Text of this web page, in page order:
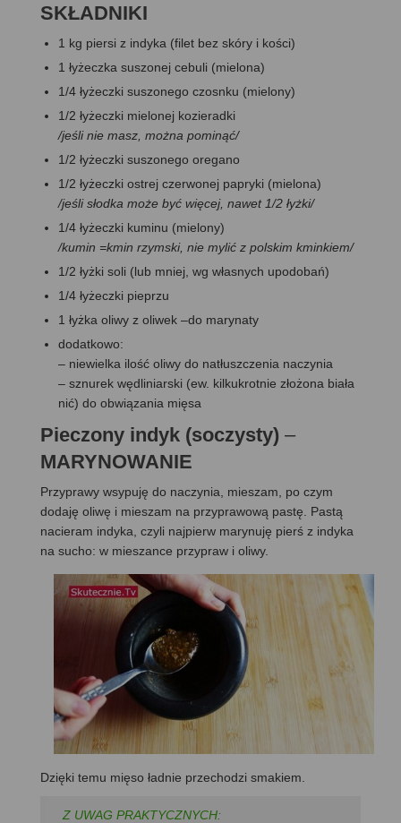
SKŁADNIKI
1 kg piersi z indyka (filet bez skóry i kości)
1 łyżeczka suszonej cebuli (mielona)
1/4 łyżeczki suszonego czosnku (mielony)
1/2 łyżeczki mielonej kozieradki
/jeśli nie masz, można pominąć/
1/2 łyżeczki suszonego oregano
1/2 łyżeczki ostrej czerwonej papryki (mielona)
/jeśli słodka może być więcej, nawet 1/2 łyżki/
1/4 łyżeczki kuminu (mielony)
/kumin =kmin rzymski, nie mylić z polskim kminkiem/
1/2 łyżki soli (lub mniej, wg własnych upodobań)
1/4 łyżeczki pieprzu
1 łyżka oliwy z oliwek –do marynaty
dodatkowo:
– niewielka ilość oliwy do natłuszczenia naczynia
– sznurek wędliniarski (ew. kilkukrotnie złożona biała
nić) do obwiązania mięsa
Pieczony indyk (soczysty) –
MARYNOWANIE
Przyprawy wsypuję do naczynia, mieszam, po czym
dodaję oliwę i mieszam na przyprawową pastę. Pastą
nacieram indyka, czyli najpierw marynuję pierś z indyka
na sucho: w mieszance przypraw i oliwy.
Dzięki temu mięso ładnie przechodzi smakiem.
Z UWAG PRAKTYCZNYCH: